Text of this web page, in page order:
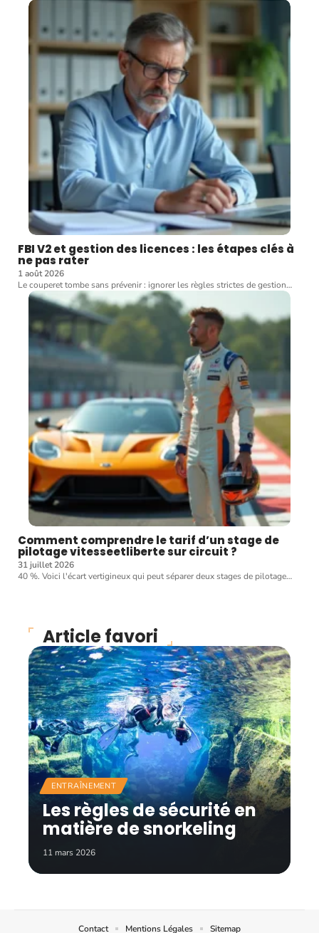
FBI V2 et gestion des licences : les étapes clés à
ne pas rater
1 août 2026
Le couperet tombe sans prévenir : ignorer les règles strictes de gestion…
Comment comprendre le tarif d’un stage de
pilotage vitesseetliberte sur circuit ?
31 juillet 2026
40 %. Voici l'écart vertigineux qui peut séparer deux stages de pilotage…
Article favori
ENTRAÎNEMENT
Les règles de sécurité en
matière de snorkeling
11 mars 2026
Contact Mentions Légales Sitemap